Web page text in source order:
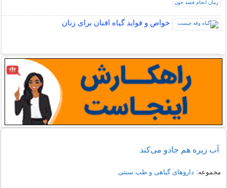
خواص و فواید گیاه افنان برای زنان
آب زیره هم جادو می‌کند
مجموعه: داروهای گیاهی و طب سنتی